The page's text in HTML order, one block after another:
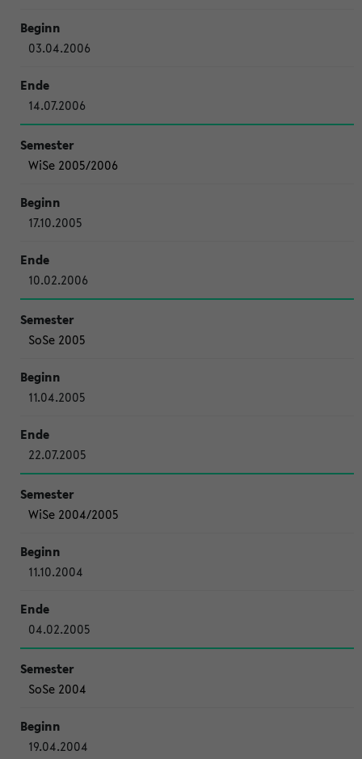
03.04.2006
14.07.2006
WiSe 2005/2006
17.10.2005
10.02.2006
SoSe 2005
11.04.2005
22.07.2005
WiSe 2004/2005
11.10.2004
04.02.2005
SoSe 2004
19.04.2004